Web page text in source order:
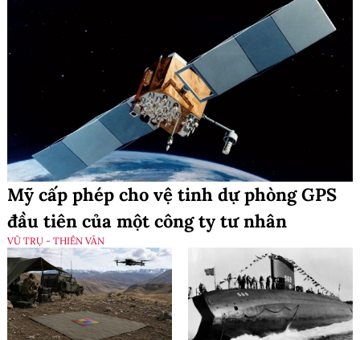
Mỹ cấp phép cho vệ tinh dự phòng GPS
đầu tiên của một công ty tư nhân
VŨ TRỤ - THIÊN VĂN